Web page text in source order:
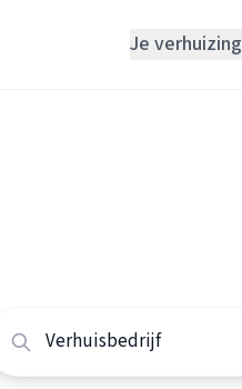
Je verhuizing
Loodgieter
Slotenmaker